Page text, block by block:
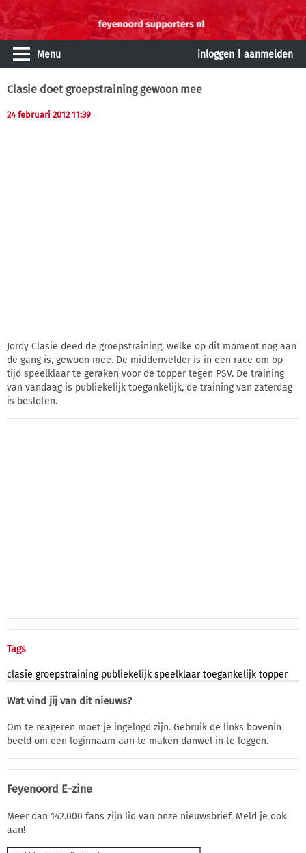
Menu inloggen aanmelden
Clasie doet groepstraining gewoon mee
24 februari 2012 11:39
Jordy Clasie deed de groepstraining, welke op dit moment nog aan
de gang is, gewoon mee. De middenvelder is in een race om op
tijd speelklaar te geraken voor de topper tegen PSV. De training
van vandaag is publiekelijk toegankelijk, de training van zaterdag
is besloten.
Tags
clasie groepstraining publiekelijk speelklaar toegankelijk topper
Wat vind jij van dit nieuws?
Om te reageren moet je ingelogd zijn. Gebruik de links bovenin
beeld om een loginnaam aan te maken danwel in te loggen.
Feyenoord E-zine
Meer dan 142.000 fans zijn lid van onze nieuwsbrief. Meld je ook
aan!